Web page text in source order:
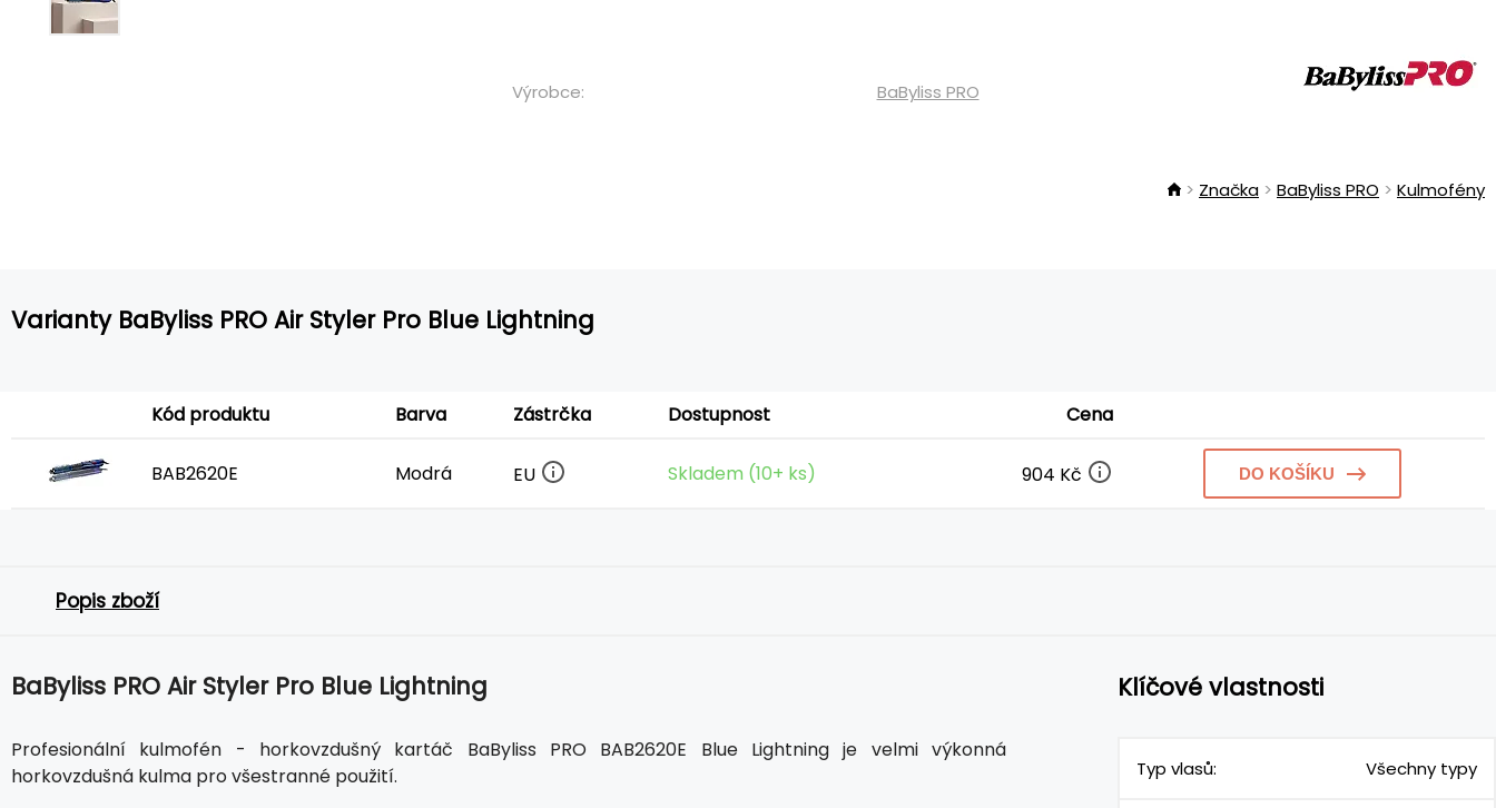
Výrobce: BaByliss PRO
Značka BaByliss PRO Kulmofény
Varianty BaByliss PRO Air Styler Pro Blue Lightning
Kód produktu Barva Zástrčka Dostupnost Cena
BAB2620E Modrá EU Skladem (10+ ks) 904 Kč DO KOŠÍKU
Popis zboží
BaByliss PRO Air Styler Pro Blue Lightning
Profesionální kulmofén - horkovzdušný kartáč BaByliss PRO BAB2620E Blue Lightning je velmi výkonná
horkovzdušná kulma pro všestranné použití.
Klíčové vlastnosti
Typ vlasů: Všechny typy